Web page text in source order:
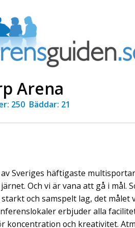
Arena
250 Bäddar: 21
Sveriges häftigaste
Och vi är vana att gå i mål.
och samspelt lag, det målet
erbjuder alla
koncentration och kreativitet.
från Sheraton
och 19 december
vi våra lokaler till en
mötesplats där
tradi ...